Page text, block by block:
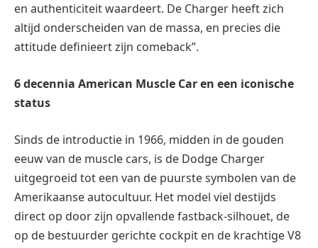
en authenticiteit waardeert. De Charger heeft zich
altijd onderscheiden van de massa, en precies die
attitude definieert zijn comeback”.
6 decennia American Muscle Car en een iconische
status
Sinds de introductie in 1966, midden in de gouden
eeuw van de muscle cars, is de Dodge Charger
uitgegroeid tot een van de puurste symbolen van de
Amerikaanse autocultuur. Het model viel destijds
direct op door zijn opvallende fastback-silhouet, de
op de bestuurder gerichte cockpit en de krachtige V8